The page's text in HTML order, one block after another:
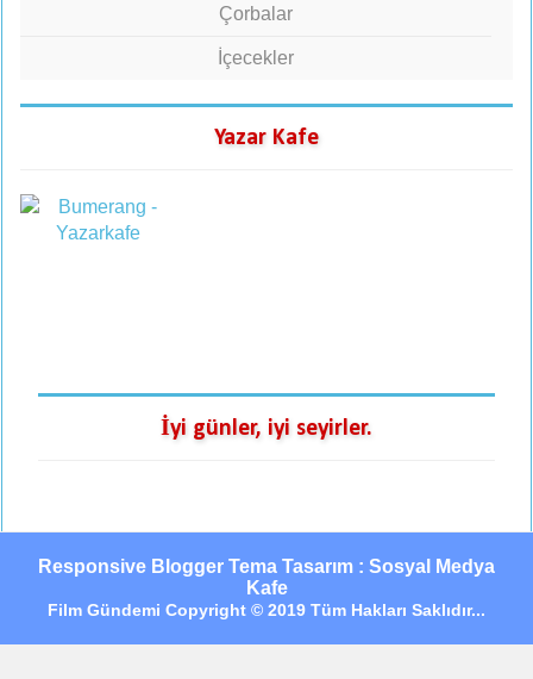
Çorbalar
İçecekler
Yazar Kafe
İyi günler, iyi seyirler.
Responsive Blogger Tema Tasarım : Sosyal Medya
Kafe
Film Gündemi Copyright © 2019 Tüm Hakları Saklıdır...